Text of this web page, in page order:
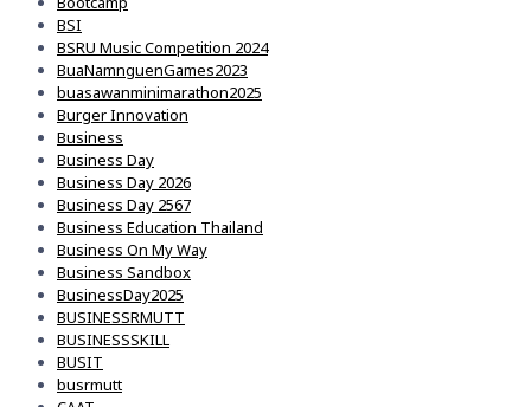
BSI
BSRU Music Competition 2024
BuaNamnguenGames2023
buasawanminimarathon2025
Burger Innovation
Business
Business Day
Business Day 2026
Business Day 2567
Business Education Thailand
Business On My Way
Business Sandbox
BusinessDay2025
BUSINESSRMUTT
BUSINESSSKILL
BUSIT
busrmutt